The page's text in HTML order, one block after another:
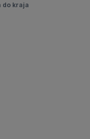
do kraja